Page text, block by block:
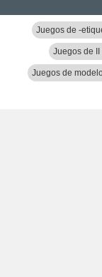
Juegos de -
Juegos de II
Juegos de